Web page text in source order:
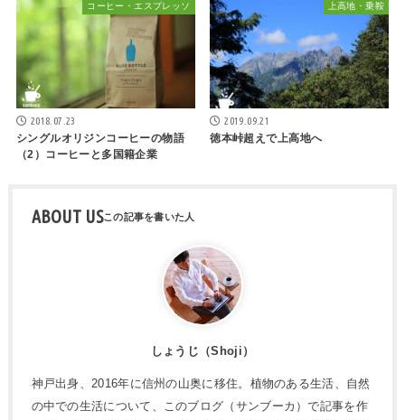
コーヒー・エスプレッソ
2018.07.23
シングルオリジンコーヒーの物語
（2）コーヒーと多国籍企業
上高地・乗鞍
2019.09.21
徳本峠超えで上高地へ
ABOUT US
しょうじ（Shoji）
神戸出身、2016年に信州の山奥に移住。植物のある生活、自然
の中での生活について、このブログ（サンブーカ）で記事を作